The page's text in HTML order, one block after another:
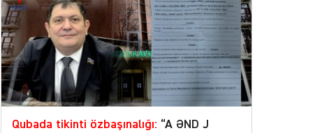
Qubada tikinti özbaşınalığı: “A ƏND J